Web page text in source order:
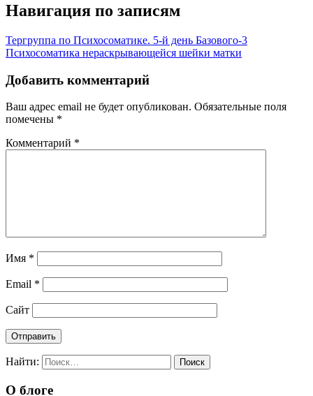
Навигация по записям
Тергруппа по Психосоматике. 5-й день Базового-3
Психосоматика нераскрывающейся шейки матки
Добавить комментарий
Ваш адрес email не будет опубликован. Обязательные поля
помечены *
Комментарий *
Имя *
Email *
Сайт
Найти:
О блоге